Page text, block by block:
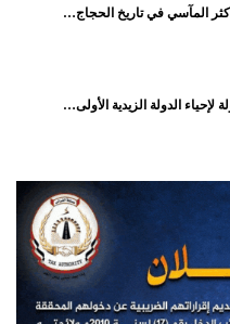
المآسي في تاريخ الحجاج…
الدولة الزيدية الأولى…